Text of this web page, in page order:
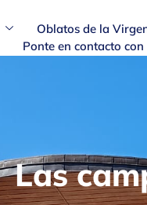
Oblatos de la
Ponte en contacto con
Las